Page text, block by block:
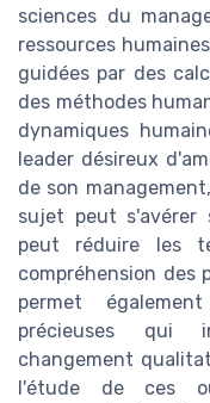
sciences du
ressources
guidées par des
des méthodes
dynamiques
leader désireux
de son
sujet peut s'avérer
peut réduire les
compréhension des
permet
précieuses qui
changement
l'étude de ces